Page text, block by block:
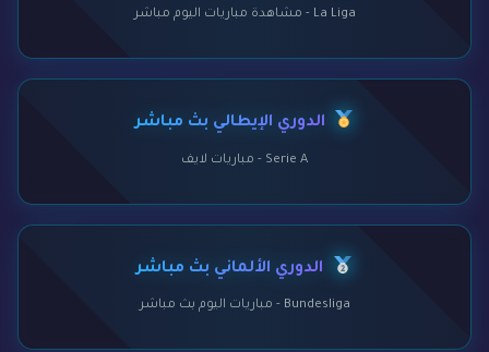
La Liga - مشاهدة مباريات اليوم مباشر
الدوري الإيطالي بث مباشر
Serie A - مباريات لايف
الدوري الألماني بث مباشر
Bundesliga - مباريات اليوم بث مباشر